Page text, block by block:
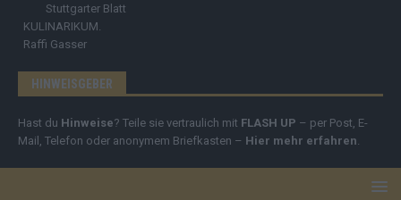
Stuttgarter Blatt
KULINARIKUM.
Raffi Gasser
HINWEISGEBER
Hast du Hinweise? Teile sie vertraulich mit FLASH UP – per Post, E-
Mail, Telefon oder anonymem Briefkasten – Hier mehr erfahren